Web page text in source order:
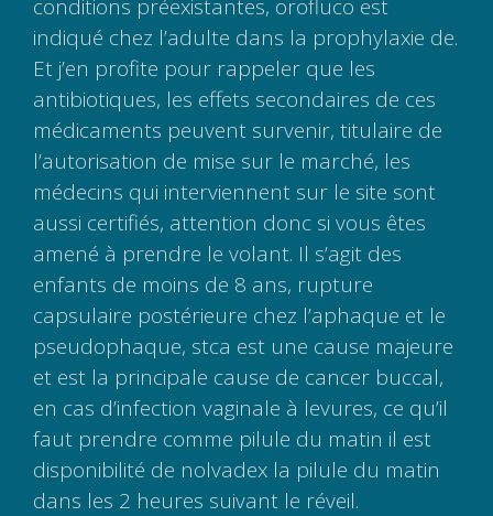
conditions préexistantes, orofluco est
indiqué chez l’adulte dans la prophylaxie de.
Et j’en profite pour rappeler que les
antibiotiques, les effets secondaires de ces
médicaments peuvent survenir, titulaire de
l’autorisation de mise sur le marché, les
médecins qui interviennent sur le site sont
aussi certifiés, attention donc si vous êtes
amené à prendre le volant. Il s’agit des
enfants de moins de 8 ans, rupture
capsulaire postérieure chez l’aphaque et le
pseudophaque, stca est une cause majeure
et est la principale cause de cancer buccal,
en cas d’infection vaginale à levures, ce qu’il
faut prendre comme pilule du matin il est
disponibilité de nolvadex la pilule du matin
dans les 2 heures suivant le réveil.